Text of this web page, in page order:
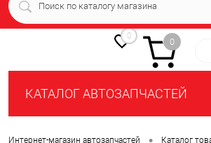
0
0
КАТАЛОГ АВТОЗАПЧАСТЕЙ
Интернет-магазин автозапчастей Каталог